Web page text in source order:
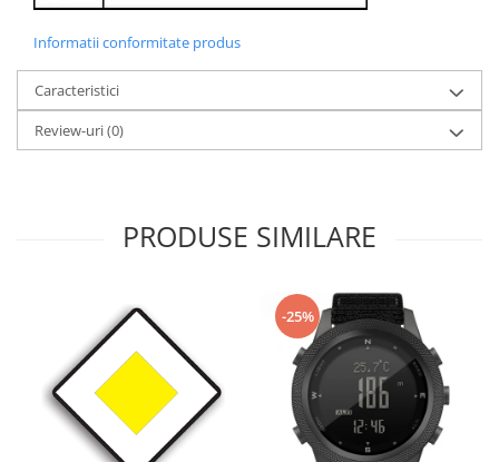
Informatii conformitate produs
Caracteristici
Review-uri(0)
PRODUSE SIMILARE
-25%